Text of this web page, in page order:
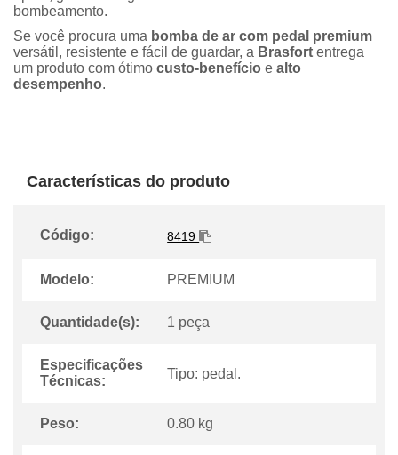
bombeamento.
Se você procura uma bomba de ar com pedal premium
versátil, resistente e fácil de guardar, a Brasfort entrega
um produto com ótimo custo-benefício e alto
desempenho.
Características do produto
Código: 8419
Modelo: PREMIUM
Quantidade(s): 1 peça
Especificações
Técnicas:
Tipo: pedal.
Peso: 0.80 kg